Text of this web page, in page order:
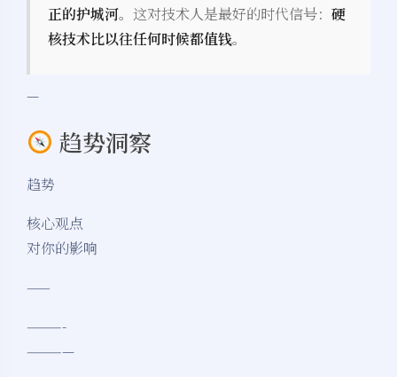
夜间模式
正的护城河。这对技术人是最好的时代信号： 硬
核技术比以往任何时候都值钱。
—
趋势洞察
趋势
核心观点
对你的影响
——
———-
————